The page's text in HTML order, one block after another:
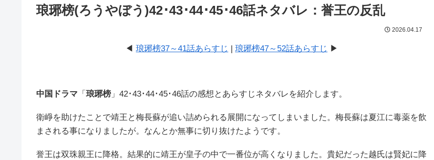
琅琊榜(ろうやぼう)42･43･44･45･46話ネタバレ：誉王の反乱
2026.04.17
◀ 琅琊榜37～41話あらすじ 琅琊榜47～52話あらすじ ▶
中国ドラマ 「 琅琊榜 」42･43･44･45･46話の感想とあらすじネタバレを紹介します。
衛崢を助けたことで靖王と梅長蘇が追い詰められる展開になってしまいました。梅長蘇は夏江に毒薬を飲
まされる事になりましたが。なんとか無事に切り抜けたようです。
誉王は双珠親王に降格。結果的に靖王が皇子の中で一番位が高くなりました。貴妃だった越氏は賢妃に降